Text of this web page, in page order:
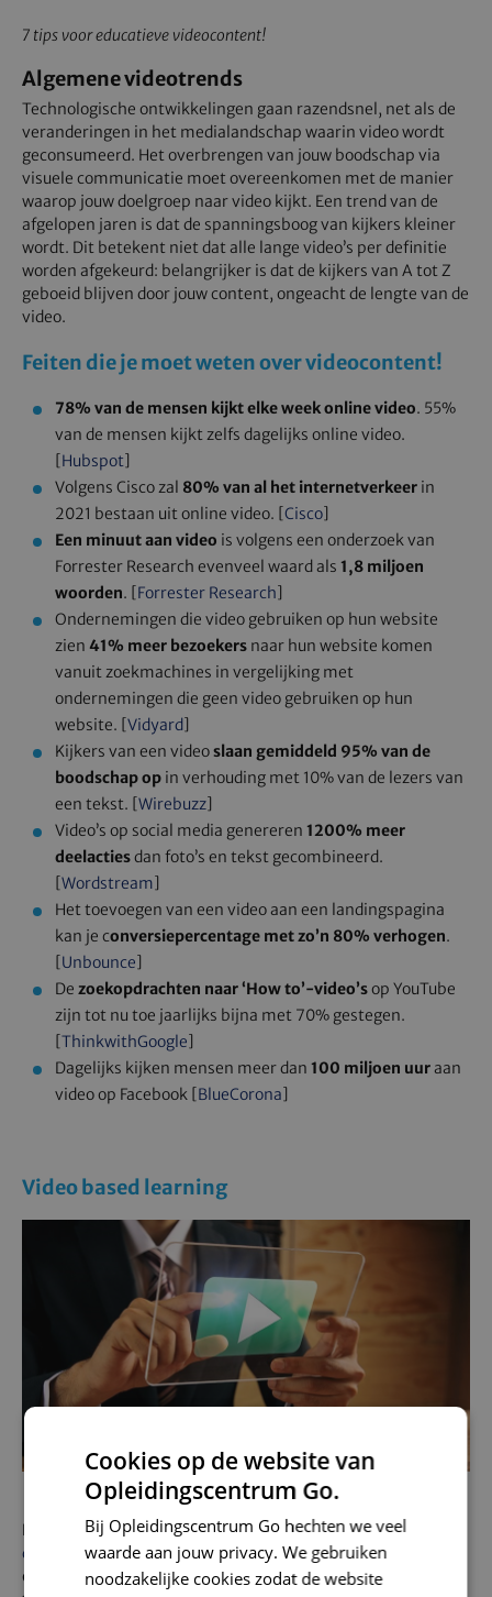
7 tips voor educatieve videocontent!
Algemene videotrends
Technologische ontwikkelingen gaan razendsnel, net als de
veranderingen in het medialandschap waarin video wordt
geconsumeerd. Het overbrengen van jouw boodschap via
visuele communicatie moet overeenkomen met de manier
waarop jouw doelgroep naar video kijkt. Een trend van de
afgelopen jaren is dat de spanningsboog van kijkers kleiner
wordt. Dit betekent niet dat alle lange video’s per definitie
worden afgekeurd: belangrijker is dat de kijkers van A tot Z
geboeid blijven door jouw content, ongeacht de lengte van de
video.
Feiten die je moet weten over videocontent!
78% van de mensen kijkt elke week online video. 55%
van de mensen kijkt zelfs dagelijks online video.
[Hubspot]
Volgens Cisco zal 80% van al het internetverkeer in
2021 bestaan uit online video. [Cisco]
Een minuut aan video is volgens een onderzoek van
Forrester Research evenveel waard als 1,8 miljoen
woorden. [Forrester Research]
Ondernemingen die video gebruiken op hun website
zien 41% meer bezoekers naar hun website komen
vanuit zoekmachines in vergelijking met
ondernemingen die geen video gebruiken op hun
website. [Vidyard]
Kijkers van een videoslaan gemiddeld 95% van de
boodschap op in verhouding met 10% van de lezers van
een tekst. [Wirebuzz]
Video’s op social media genereren 1200% meer
deelactiesdan foto’s en tekst gecombineerd.
[Wordstream]
Het toevoegen van een video aan een landingspagina
kan je conversiepercentage met zo’n 80% verhogen.
[Unbounce]
De zoekopdrachten naar ‘How to’-video’sop YouTube
zijn tot nu toe jaarlijks bijna met 70% gestegen.
[ThinkwithGoogle]
Dagelijks kijken mensen meer dan 100 miljoen uur aan
video op Facebook [BlueCorona]
Video based learning
Naar verwachting is in 202175 procent van al het mobiele
dataverkeer video. Elke dag worden op YouTube meer dan
een miljard educatieve video’s bekeken, van make-up
Cookies op de website van
Opleidingscentrum Go.
Bij Opleidingscentrum Go hechten we veel
waarde aan jouw privacy. We gebruiken
noodzakelijke cookies zodat de website